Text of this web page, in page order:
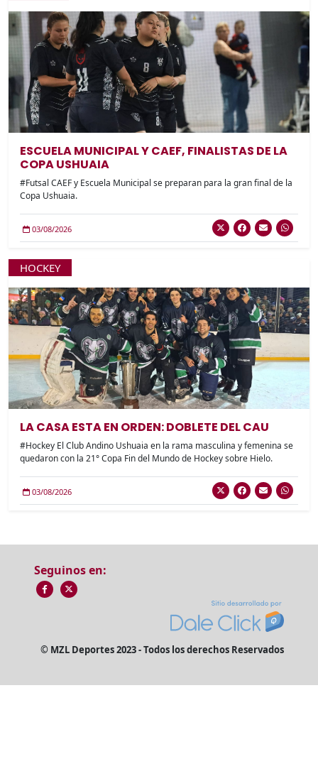
ESCUELA MUNICIPAL Y CAEF, FINALISTAS DE LA
COPA USHUAIA
#Futsal CAEF y Escuela Municipal se preparan para la gran final de la
Copa Ushuaia.
03/08/2026
HOCKEY
LA CASA ESTA EN ORDEN: DOBLETE DEL CAU
#Hockey El Club Andino Ushuaia en la rama masculina y femenina se
quedaron con la 21° Copa Fin del Mundo de Hockey sobre Hielo.
03/08/2026
Seguinos en:
© MZL Deportes 2023 - Todos los derechos Reservados